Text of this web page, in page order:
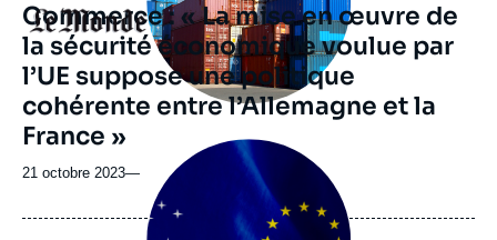
Logo
Commerce : « La mise en œuvre de
la sécurité économique voulue par
l’UE suppose une politique
cohérente entre l’Allemagne et la
France »
21 octobre 2023—
principale
médiatique